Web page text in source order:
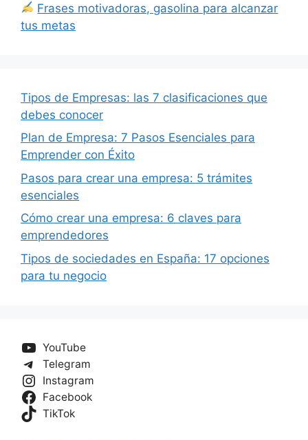
Frases motivadoras, gasolina para alcanzar
tus metas
Tipos de Empresas: las 7 clasificaciones que
debes conocer
Plan de Empresa: 7 Pasos Esenciales para
Emprender con Éxito
Pasos para crear una empresa: 5 trámites
esenciales
Cómo crear una empresa: 6 claves para
emprendedores
Tipos de sociedades en España: 17 opciones
para tu negocio
YouTube
Telegram
Instagram
Facebook
TikTok